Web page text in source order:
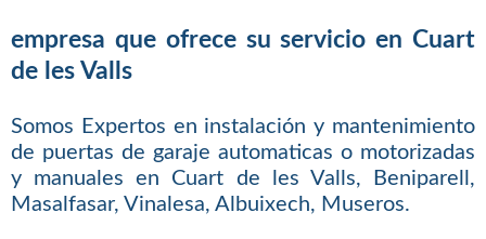
empresa que ofrece su servicio en Cuart
de les Valls
Somos Expertos en instalación y mantenimiento
de puertas de garaje automaticas o motorizadas
y manuales en Cuart de les Valls, Beniparell,
Masalfasar, Vinalesa, Albuixech, Museros.